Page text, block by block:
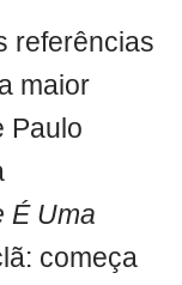
referências
maior
Paulo
É Uma
começa